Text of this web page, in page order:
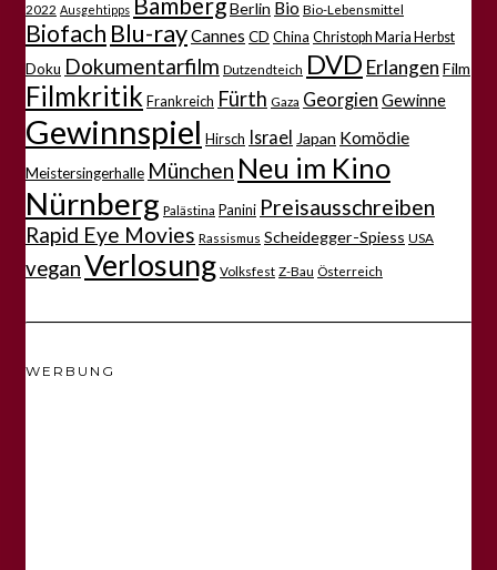
2022 Ausgehtipps Berlin Bio Bio-Lebensmittel
Biofach Blu-rayCannes CD China Christoph Maria Herbst
Doku Dokumentarfilm Dutzendteich DVD Erlangen Film
Filmkritik Frankreich Fürth Gaza Georgien Gewinne
Gewinnspiel Hirsch Israel Japan Komödie
Meistersingerhalle München Neu im Kino
Nürnberg Palästina Panini Preisausschreiben
Rapid Eye Movies Rassismus Scheidegger-Spiess USA
veganVerlosung Volksfest Z-Bau Österreich
WERBUNG